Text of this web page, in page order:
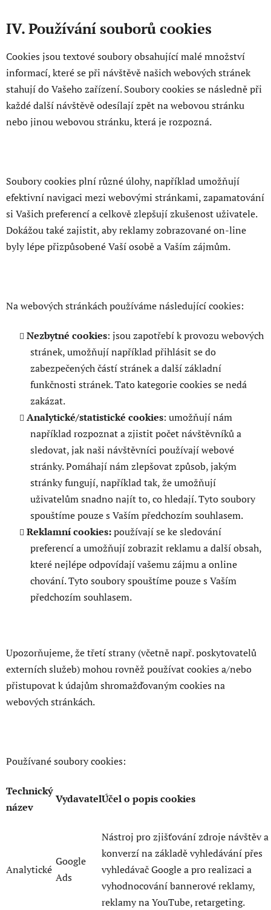
IV. Používání souborů cookies
Cookies jsou textové soubory obsahující malé množství
informací, které se při návštěvě našich webových stránek
stahují do Vašeho zařízení. Soubory cookies se následně při
každé další návštěvě odesílají zpět na webovou stránku
nebo jinou webovou stránku, která je rozpozná.
Soubory cookies plní různé úlohy, například umožňují
efektivní navigaci mezi webovými stránkami, zapamatování
si Vašich preferencí a celkově zlepšují zkušenost uživatele.
Dokážou také zajistit, aby reklamy zobrazované on-line
byly lépe přizpůsobené Vaší osobě a Vaším zájmům.
Na webových stránkách používáme následující cookies:
Nezbytné cookies: jsou zapotřebí k provozu webových
stránek, umožňují například přihlásit se do
zabezpečených částí stránek a další základní
funkčnosti stránek. Tato kategorie cookies se nedá
zakázat.
Analytické/statistické cookies: umožňují nám
například rozpoznat a zjistit počet návštěvníků a
sledovat, jak naši návštěvníci používají webové
stránky. Pomáhají nám zlepšovat způsob, jakým
stránky fungují, například tak, že umožňují
uživatelům snadno najít to, co hledají. Tyto soubory
spouštíme pouze s Vaším předchozím souhlasem.
Reklamní cookies:používají se ke sledování
preferencí a umožňují zobrazit reklamu a další obsah,
které nejlépe odpovídají vašemu zájmu a online
chování. Tyto soubory spouštíme pouze s Vaším
předchozím souhlasem.
Upozorňujeme, že třetí strany (včetně např. poskytovatelů
externích služeb) mohou rovněž používat cookies a/nebo
přistupovat k údajům shromažďovaným cookies na
webových stránkách.
Používané soubory cookies:
Technický
název
VydavatelÚčel o popis cookies
Analytické
Google
Ads
Nástroj pro zjišťování zdroje návštěv a
konverzí na základě vyhledávání přes
vyhledávač Google a pro realizaci a
vyhodnocování bannerové reklamy,
reklamy na YouTube, retargeting.